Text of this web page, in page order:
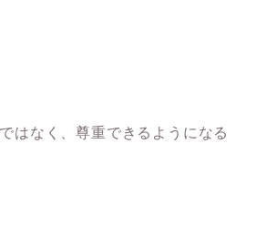
はなく、尊重できるようになる